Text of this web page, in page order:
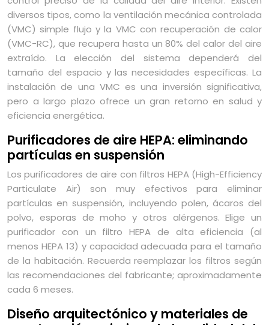
diversos tipos, como la ventilación mecánica controlada
(VMC) simple flujo y la VMC con recuperación de calor
(VMC-RC), que recupera hasta un 80% del calor del aire
extraído. La elección del sistema dependerá del
tamaño del espacio y las necesidades específicas. La
instalación de una VMC es una inversión significativa,
pero a largo plazo ofrece un gran retorno en salud y
eficiencia energética.
Purificadores de aire HEPA: eliminando
partículas en suspensión
Los purificadores de aire con filtros HEPA (High-Efficiency
Particulate Air) son muy efectivos para eliminar
partículas en suspensión, incluyendo polen, ácaros del
polvo, esporas de moho y otros alérgenos. Elige un
purificador con un filtro HEPA de alta eficiencia (al
menos HEPA 13) y capacidad adecuada para el tamaño
de la habitación. Recuerda reemplazar los filtros según
las recomendaciones del fabricante; aproximadamente
cada 6 meses.
Diseño arquitectónico y materiales de